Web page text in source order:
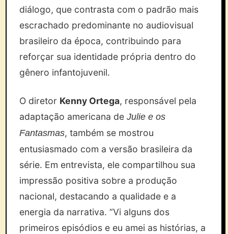
diálogo, que contrasta com o padrão mais
escrachado predominante no audiovisual
brasileiro da época, contribuindo para
reforçar sua identidade própria dentro do
gênero infantojuvenil.
O diretor Kenny Ortega, responsável pela
adaptação americana deJulie e os
Fantasmas, também se mostrou
entusiasmado com a versão brasileira da
série. Em entrevista, ele compartilhou sua
impressão positiva sobre a produção
nacional, destacando a qualidade e a
energia da narrativa. “Vi alguns dos
primeiros episódios e eu amei as histórias, a